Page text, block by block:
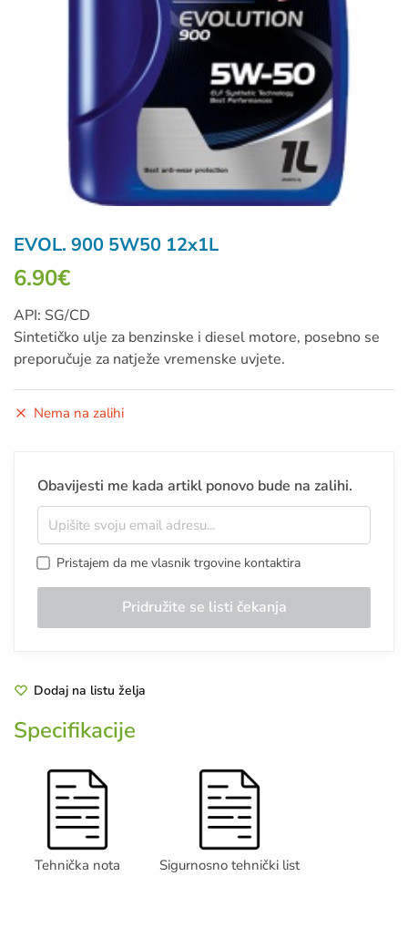
EVOL. 900 5W50 12x1L
6.90€
API: SG/CD
Sintetičko ulje za benzinske i diesel motore, posebno se
preporučuje za natježe vremenske uvjete.
Nema na zalihi
Obavijesti me kada artikl ponovo bude na zalihi.
Pristajem da me vlasnik trgovine kontaktira
Dodaj na listu želja
Specifikacije
Tehnička nota Sigurnosno tehnički list